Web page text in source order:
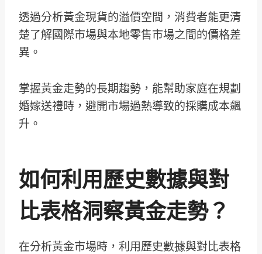
透過分析黃金現貨的溢價空間，消費者能更清
楚了解國際市場與本地零售市場之間的價格差
異。
掌握黃金走勢的長期趨勢，能幫助家庭在規劃
婚嫁送禮時，避開市場過熱導致的採購成本飆
升。
如何利用歷史數據與對
比表格洞察黃金走勢？
在分析黃金市場時，利用歷史數據與對比表格